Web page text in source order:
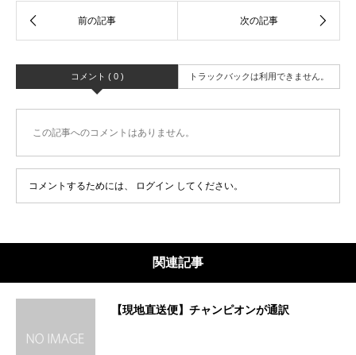
コメント ( 0 ) トラックバックは利用できません。
この記事へのコメントはありません。
コメントするためには、 ログイン してください。
関連記事
【現地直送便】チャンピオンが通訳